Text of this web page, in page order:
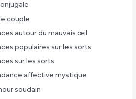
couple
autour du mauvais œil
populaires sur les sorts
sur les sorts
affective mystique
soudain